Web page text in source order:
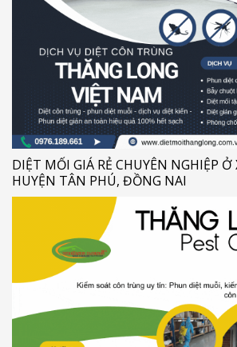
DIỆT MỐI GIÁ RẺ CHUYÊN NGHIỆP
HUYỆN TÂN PHÚ, ĐỒNG NAI